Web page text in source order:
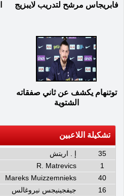
فابريجاس مرشح لتدريب لايبزيج
توتنهام يكشف عن ثاني صفقاته
الشتوية
تشكيلة اللاعبين
35 إ . اريتش
1
R. Matrevics
40
Mareks Muizzemnieks
16
جيفجينيجس نيروغالس